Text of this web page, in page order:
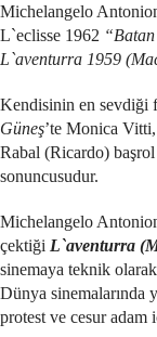
Michelangelo
L`eclisse 1962
L`aventurra 1959
Kendisinin en sevdiği
Güneş’te Monica
Rabal (Ricardo)
sonuncusudur.
Michelangelo
çektiği L`aventurra
sinemaya teknik
Dünya sinemalarında
protest ve cesur adam